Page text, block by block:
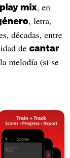
play mix, en
, letra,
décadas, entre
de cantar
melodía (si se